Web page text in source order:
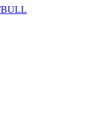
BULL